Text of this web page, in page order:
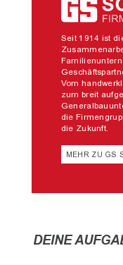
Seit 1914 ist
Vom
zum breit
die
die Zukunft.
MEHR ZU GS
DEINE